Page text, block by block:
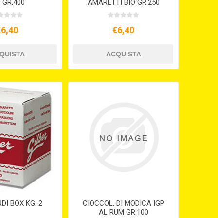
GR.400 AMARETTI BIO GR.250
€6,40
BOX KG. 2
CIOCCOL. DI MODICA IGP
AL RUM GR.100